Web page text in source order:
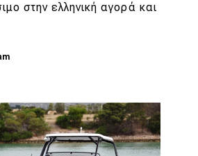
στην ελληνική αγορά και